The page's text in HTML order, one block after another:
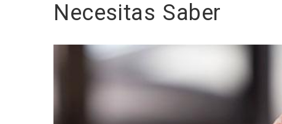
Necesitas Saber